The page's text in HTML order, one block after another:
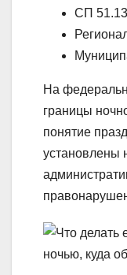
СП
На
границы
понятие
установлены